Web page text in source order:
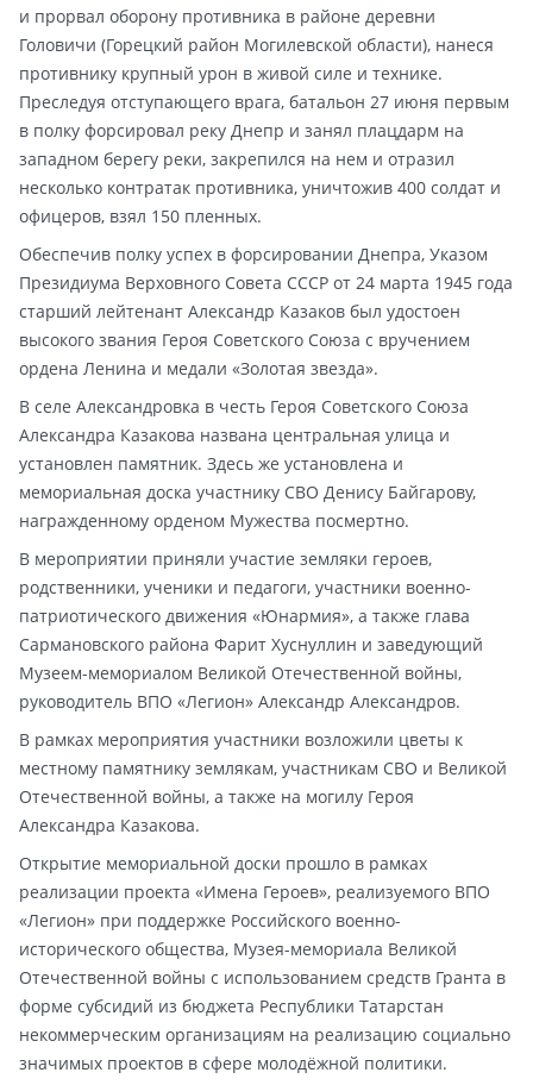
и прорвал оборону противника в районе деревни
Головичи (Горецкий район Могилевской области), нанеся
противнику крупный урон в живой силе и технике.
Преследуя отступающего врага, батальон 27 июня первым
в полку форсировал реку Днепр и занял плацдарм на
западном берегу реки, закрепился на нем и отразил
несколько контратак противника, уничтожив 400 солдат и
офицеров, взял 150 пленных.
Обеспечив полку успех в форсировании Днепра, Указом
Президиума Верховного Совета СССР от 24 марта 1945 года
старший лейтенант Александр Казаков был удостоен
высокого звания Героя Советского Союза с вручением
ордена Ленина и медали «Золотая звезда».
В селе Александровка в честь Героя Советского Союза
Александра Казакова названа центральная улица и
установлен памятник. Здесь же установлена и
мемориальная доска участнику СВО Денису Байгарову,
награжденному орденом Мужества посмертно.
В мероприятии приняли участие земляки героев,
родственники, ученики и педагоги, участники военно-
патриотического движения «Юнармия», а также глава
Сармановского района Фарит Хуснуллин и заведующий
Музеем-мемориалом Великой Отечественной войны,
руководитель ВПО «Легион» Александр Александров.
В рамках мероприятия участники возложили цветы к
местному памятнику землякам, участникам СВО и Великой
Отечественной войны, а также на могилу Героя
Александра Казакова.
Открытие мемориальной доски прошло в рамках
реализации проекта «Имена Героев», реализуемого ВПО
«Легион» при поддержке Российского военно-
исторического общества, Музея-мемориала Великой
Отечественной войны с использованием средств Гранта в
форме субсидий из бюджета Республики Татарстан
некоммерческим организациям на реализацию социально
значимых проектов в сфере молодёжной политики.